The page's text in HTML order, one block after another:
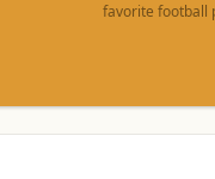
favorite football